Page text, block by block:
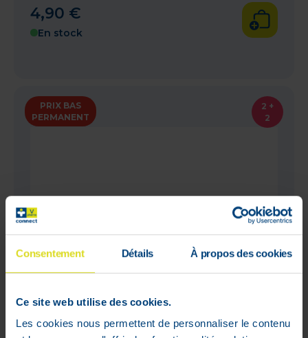
Consentement Détails À propos des cookies
Ce site web utilise des cookies.
Les cookies nous permettent de personnaliser le contenu
4,90 €
En stock
PRIX BAS
PERMANENT
2 +
2